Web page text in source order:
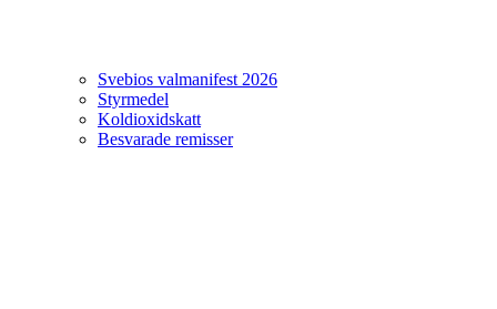
Svebios valmanifest 2026
Styrmedel
Koldioxidskatt
Besvarade remisser